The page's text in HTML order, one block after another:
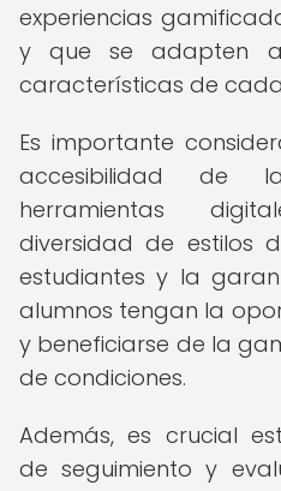
experiencias
y que se adapten
características de
Es importante
accesibilidad de
herramientas
diversidad de estilos
estudiantes y la
alumnos tengan la
y beneficiarse de la
de condiciones.
Además, es crucial
de seguimiento y